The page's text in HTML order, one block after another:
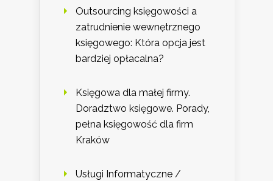
Outsourcing księgowości a
zatrudnienie wewnętrznego
księgowego: Która opcja jest
bardziej opłacalna?
Księgowa dla małej firmy.
Doradztwo księgowe. Porady,
pełna księgowość dla firm
Kraków
Usługi Informatyczne /